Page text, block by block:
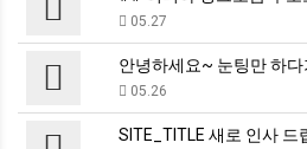
05.27
안녕하세요~ 눈팅만 하다
05.26
SITE_TITLE 새로 인사